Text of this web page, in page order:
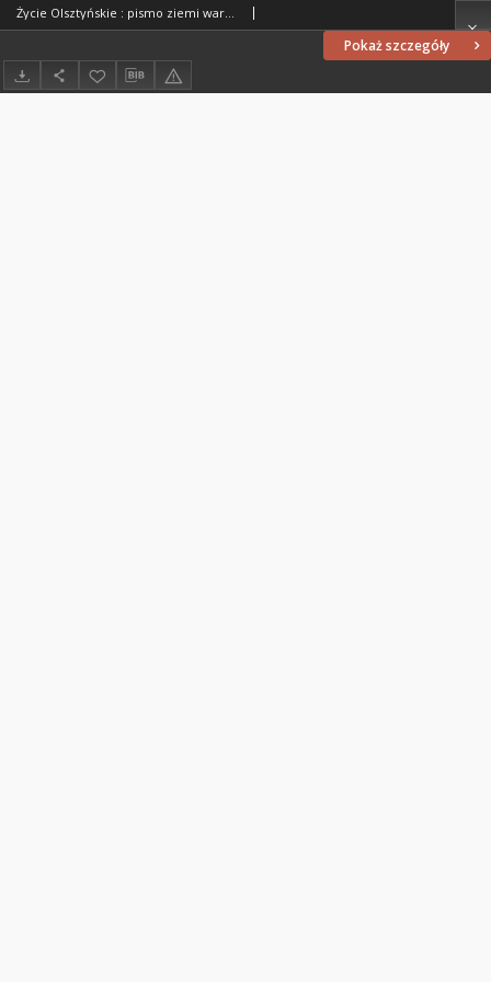
Pokaż szczegóły
Życie Olsztyńskie : pismo ziemi warmińsko-mazurskiej, 1952, nr 43